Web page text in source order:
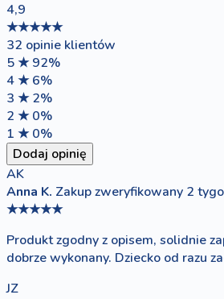
4,9
★★★★★
32 opinie klientów
5 ★ 92%
4 ★ 6%
3 ★ 2%
2 ★ 0%
1 ★ 0%
Dodaj opinię
AK
Anna K. Zakup zweryfikowany 2
★★★★★
Produkt zgodny z opisem, solidnie
dobrze wykonany. Dziecko od razu
JZ